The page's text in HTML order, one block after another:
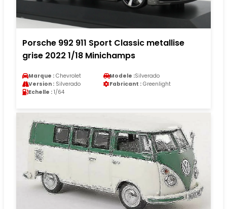
Porsche 992 911 Sport Classic metallise
grise 2022 1/18 Minichamps
Marque : Chevrolet Modele :Silverado
Version : Silverado Fabricant : Greenlight
Echelle : 1/64